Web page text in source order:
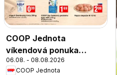
COOP Jednota
víkendová ponuka
Trnava
06.08. - 08.08.2026
COOP Jednota